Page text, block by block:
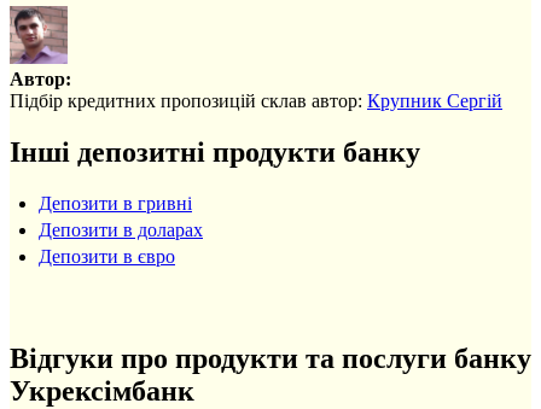
Автор:
Підбір кредитних пропозицій склав автор: Крупник Сергій
Інші депозитні продукти банку
Депозити в гривні
Депозити в доларах
Депозити в євро
Відгуки про продукти та послуги банку
Укрексімбанк